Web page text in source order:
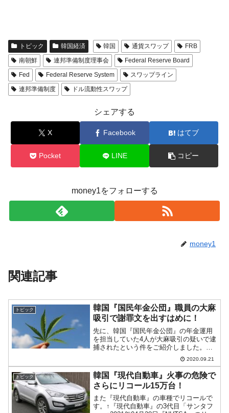
トピック 韓国経済 韓国 通貨スワップ
FRB
南朝鮮
連邦準備制度理事会
Federal Reserve Board
Fed
Federal Reserve System
スワップライン
連邦準備制度
ドル流動性スワップ
シェアする
X Facebook はてブ
Pocket LINE コピー
money1をフォローする
money1
関連記事
トピック
韓国『国民年金公団』職員の大麻
吸引で謝罪文を出すはめに！
先に、韓国『国民年金公団』の年金運用
を担当していた4人が大麻吸引の疑いで逮
捕されたという件をご紹介しました。た
だでさえ大変な時期によりにもよって年
金運用者が！と韓国の人からも大変非難
されています。この不始末に対して、
『国民年公団』が謝罪会見...
2020.09.21
トピック
韓国『現代自動車』火事の危険で
さらにリコール15万台！
また『現代自動車』の車種でリコールで
す。↑『現代自動車』の3代目「サンタフ